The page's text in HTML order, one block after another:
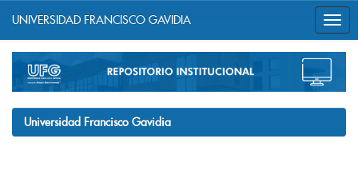
navigation
UNIVERSIDAD FRANCISCO GAVIDIA
Universidad Francisco Gavidia